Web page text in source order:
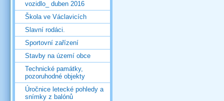
vozidlo_ duben 2016
Škola ve Václavicích
Slavní rodáci.
Sportovní zařízení
Stavby na území obce
Technické památky,
pozoruhodné objekty
Úročnice letecké pohledy a
snímky z balónů